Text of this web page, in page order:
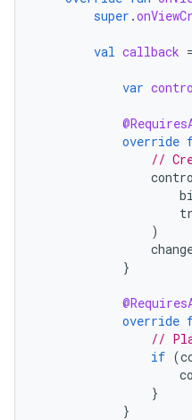
super .
val callback =
var
override
//
)
}
override
//
if (
}
}